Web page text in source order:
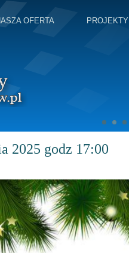
OFERTA PROJEKTY
2025 godz 17:00